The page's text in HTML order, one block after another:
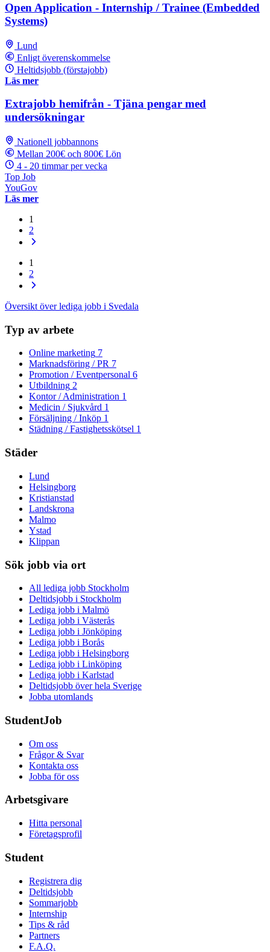
Open Application - Internship / Trainee (Embedded
Systems)
Lund
Enligt överenskommelse
Heltidsjobb (förstajobb)
Läs mer
Extrajobb hemifrån - Tjäna pengar med
undersökningar
Nationell jobbannons
Mellan 200€ och 800€ Lön
4 - 20 timmar per vecka
Top Job
YouGov
Läs mer
1
2
1
2
Översikt över lediga jobb i Svedala
Typ av arbete
Online marketing 7
Marknadsföring / PR 7
Promotion / Eventpersonal 6
Utbildning 2
Kontor / Administration 1
Medicin / Sjukvård 1
Försäljning / Inköp 1
Städning / Fastighetsskötsel 1
Städer
Lund
Helsingborg
Kristianstad
Landskrona
Malmo
Ystad
Klippan
Sök jobb via ort
All lediga jobb Stockholm
Deltidsjobb i Stockholm
Lediga jobb i Malmö
Lediga jobb i Västerås
Lediga jobb i Jönköping
Lediga jobb i Borås
Lediga jobb i Helsingborg
Lediga jobb i Linköping
Lediga jobb i Karlstad
Deltidsjobb över hela Sverige
Jobba utomlands
StudentJob
Om oss
Frågor & Svar
Kontakta oss
Jobba för oss
Arbetsgivare
Hitta personal
Företagsprofil
Student
Registrera dig
Deltidsjobb
Sommarjobb
Internship
Tips & råd
Partners
F.A.Q.